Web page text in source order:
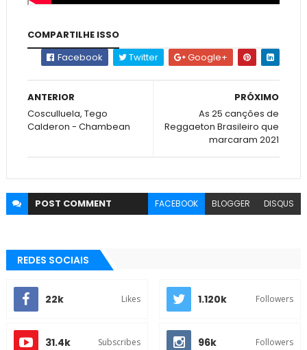
COMPARTILHE ISSO
Facebook
Twitter Google+
PRÓXIMO
As 25 canções de
Reggaeton Brasileiro que
marcaram 2021
ANTERIOR
Cosculluela, Tego
Calderon - Chambean
POST COMMENT FACEBOOK BLOGGER DISQUS
REDES SOCIAIS
22k Likes 1.120k Followers
31.4k Subscribes 96k Followers